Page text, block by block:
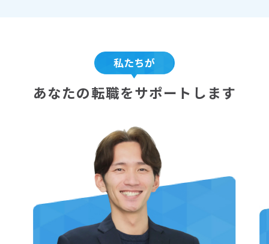
あなたの転職をサポートします